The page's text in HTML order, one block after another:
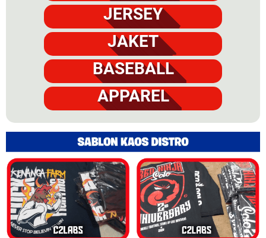
JERSEY
JAKET
BASEBALL
APPAREL